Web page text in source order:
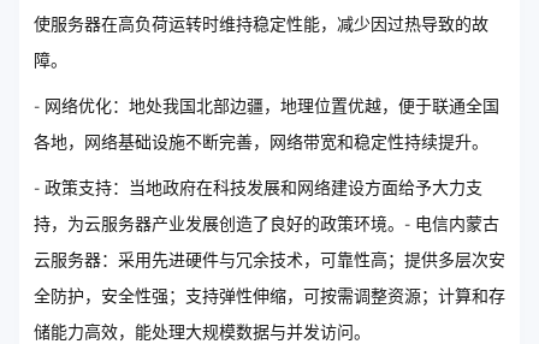
使服务器在高负荷运转时维持稳定性能，减少因过热导致的故
障。
- 网络优化：地处我国北部边疆，地理位置优越，便于联通全国
各地，网络基础设施不断完善，网络带宽和稳定性持续提升。
- 政策支持：当地政府在科技发展和网络建设方面给予大力支
持，为云服务器产业发展创造了良好的政策环境。- 电信内蒙古
云服务器：采用先进硬件与冗余技术，可靠性高；提供多层次安
全防护，安全性强；支持弹性伸缩，可按需调整资源；计算和存
储能力高效，能处理大规模数据与并发访问。